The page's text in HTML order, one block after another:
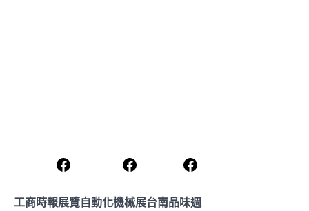
工商時報展覽自動化機械展台南品味週